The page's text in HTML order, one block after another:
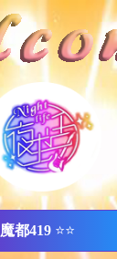
魔都419 ⭐⭐